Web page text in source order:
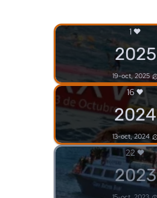
1
2025
19-oct, 2025
16
2024
13-oct, 2024
22
2023